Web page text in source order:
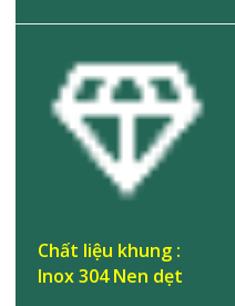
Chất liệu khung :
Inox 304 Nen dẹt